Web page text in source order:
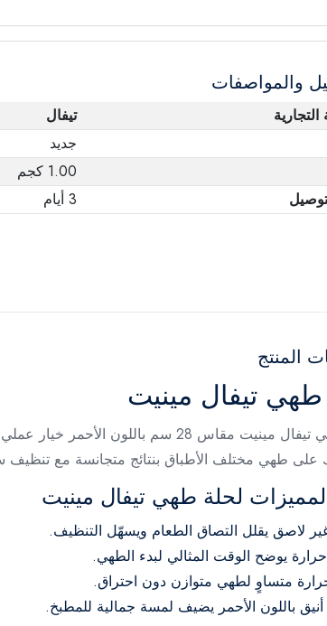
والمواصفات
التجارية
تيفال
جديد
1.00 كجم
3 أيام
المنتج
تيفال مينيت
حلة طهي تيفال مينيت مقاس 28 سم
على طهي مختلف الأطباق بنتائج متجانسة مع تنظيف
لحلة طهي تيفال مينيت
لاصق يقلل التصاق الطعام ويسهّل التنظيف.
يوضح الوقت المثالي لبدء الطهي.
متساوٍ لطهي متوازن دون احتراق.
باللون الأحمر يضيف لمسة جمالية للمطبخ.